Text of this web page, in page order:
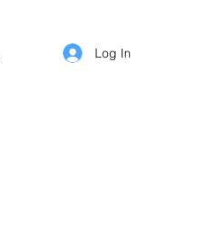
Log In